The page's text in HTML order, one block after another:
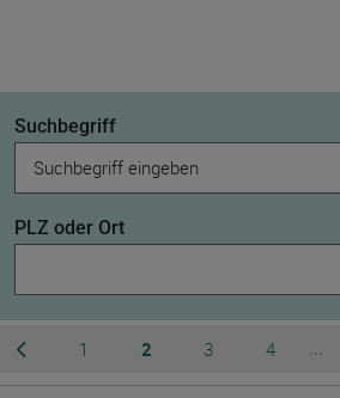
Suchbegriff
PLZ oder Ort
zur vorherigen Seite wechseln
Seite
1 Seite
2 Seite
3 Seite
4
...